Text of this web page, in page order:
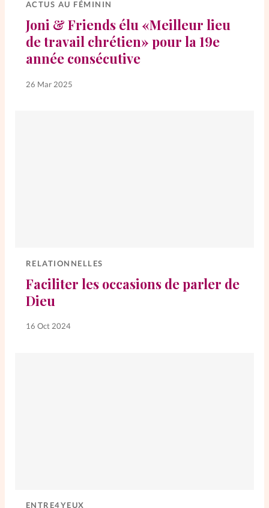
SpirituElles
Vive la famille
SpirituElles devient Relations
À propos
La rédaction
Mon compte
ACTUS AU FÉMININ
Joni & Friends élu «Meilleur lieu
de travail chrétien» pour la 19e
année consécutive
26 Mar 2025
RELATIONNELLES
Faciliter les occasions de parler de
Dieu
16 Oct 2024
ENTRE4YEUX